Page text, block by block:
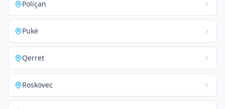
Poliçan
Pukë
Qerret
Roskovec